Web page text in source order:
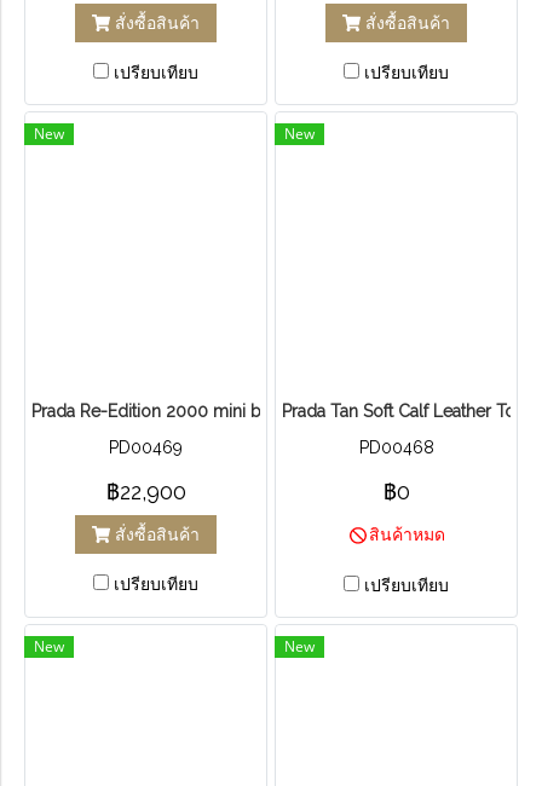
สั่งซื้อสินค้า
เปรียบเทียบ
สั่งซื้อสินค้า
เปรียบเทียบ
New
Prada Re-Edition 2000 mini bag Nylon
PD00469
฿22,900
สั่งซื้อสินค้า
เปรียบเทียบ
New
Prada Tan Soft Calf Leather Tote
PD00468
฿0
สินค้าหมด
เปรียบเทียบ
New New